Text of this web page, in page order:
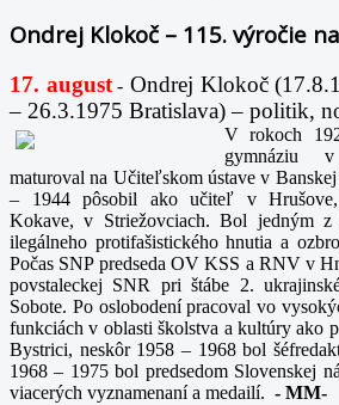
Ondrej Klokoč – 115. výročie
17. august- Ondrej Klokoč
– 26.3.1975 Bratislava) – politik,
V rokoch
gymnáziu
maturoval na Učiteľskom ústave v
– 1944 pôsobil ako učiteľ v Hrušove,
Kokave, v Striežovciach. Bol jedným z
ilegálneho protifašistického hnutia a
Počas SNP predseda OV KSS a RNV v
povstaleckej SNR pri štábe 2.
Sobote. Po oslobodení pracoval vo
funkciách v oblasti školstva a kultúry ako
Bystrici, neskôr 1958 – 1968 bol
1968 – 1975 bol predsedom Slovenskej
viacerých vyznamenaní a medailí. - MM-